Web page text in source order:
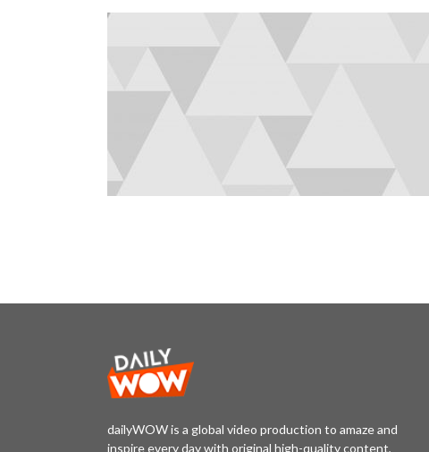
dailyWOW is a global video production to amaze and
inspire every day with original high-quality content,